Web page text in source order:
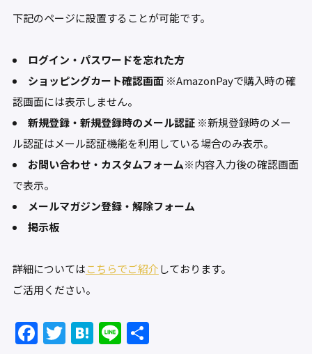
下記のページに設置することが可能です。
ログイン・パスワードを忘れた方
ショッピングカート確認画面※AmazonPayで購入時の確
認画面には表示しません。
新規登録・新規登録時のメール認証※新規登録時のメー
ル認証はメール認証機能を利用している場合のみ表示。
お問い合わせ・カスタムフォーム※内容入力後の確認画面
で表示。
メールマガジン登録・解除フォーム
掲示板
詳細についてはこちらでご紹介しております。
ご活用ください。
F T H Li 共